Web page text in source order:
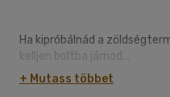
Ha kipróbálnád a
kelljen boltba járnod...
Ha saját alapanyagokkal
+ Mutass többet